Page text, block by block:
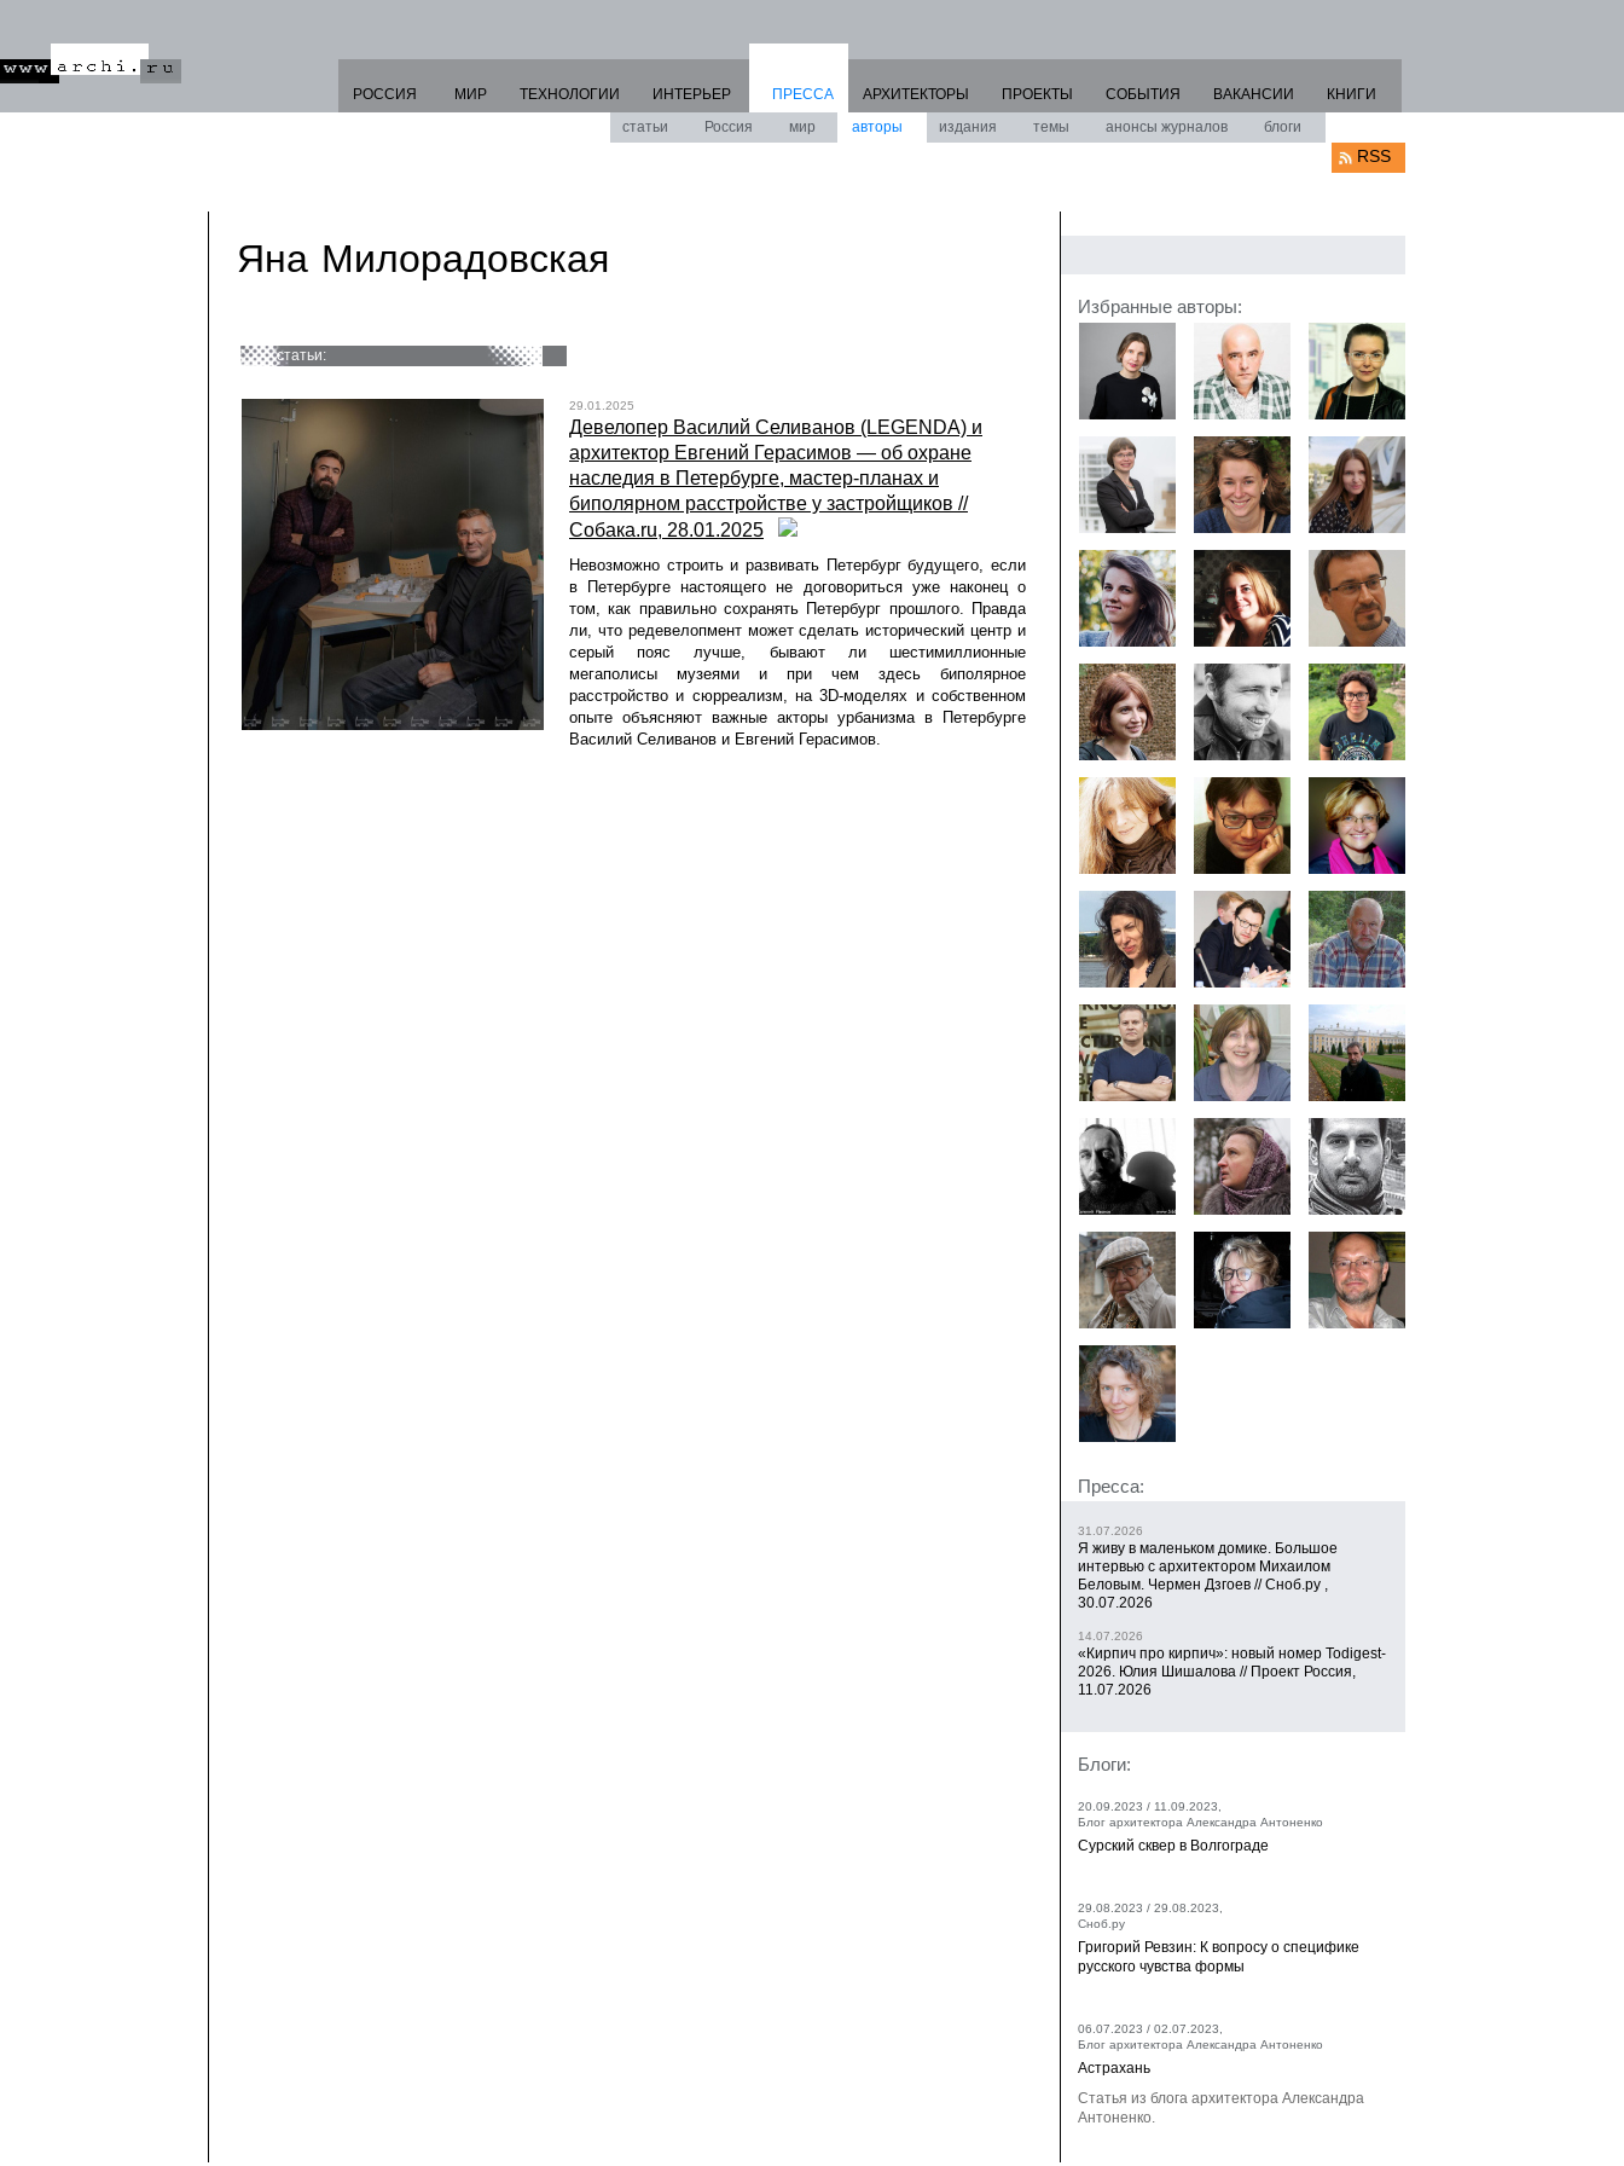
РОССИЯ МИР ТЕХНОЛОГИИ ИНТЕРЬЕР
ПРЕССА
статьи
Россия мир авторы издания темы анонсы журналов блоги
АРХИТЕКТОРЫ ПРОЕКТЫ СОБЫТИЯ ВАКАНСИИ КНИГИ
RSS
Яна Милорадовская
статьи:
29.01.2025
Девелопер Василий Селиванов (LEGENDA) и
архитектор Евгений Герасимов — об охране
наследия в Петербурге, мастер-планах и
биполярном расстройстве у застройщиков //
Собака.ru, 28.01.2025
Невозможно строить и развивать Петербург будущего, если
в Петербурге настоящего не договориться уже наконец о
том, как правильно сохранять Петербург прошлого. Правда
ли, что редевелопмент может сделать исторический центр и
серый пояс лучше, бывают ли шестимиллионные
мегаполисы музеями и при чем здесь биполярное
расстройство и сюрреализм, на 3D-моделях и собственном
опыте объясняют важные акторы урбанизма в Петербурге
Василий Селиванов и Евгений Герасимов.
Избранные авторы:
Пресса:
31.07.2026
Я живу в маленьком домике. Большое
интервью с архитектором Михаилом
Беловым. Чермен Дзгоев // Сноб.ру ,
30.07.2026
14.07.2026
«Кирпич про кирпич»: новый номер Todigest-
2026. Юлия Шишалова // Проект Россия,
11.07.2026
Блоги:
20.09.2023 / 11.09.2023,
Блог архитектора Александра Антоненко
Сурский сквер в Волгограде
29.08.2023 / 29.08.2023,
Сноб.ру
Григорий Ревзин: К вопросу о специфике
русского чувства формы
06.07.2023 / 02.07.2023,
Блог архитектора Александра Антоненко
Астрахань
Статья из блога архитектора Александра
Антоненко.